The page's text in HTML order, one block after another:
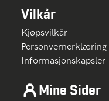
Vilkår
Kjøpsvilkår
Personvernerklæring
Informasjonskapsler
Mine Sider